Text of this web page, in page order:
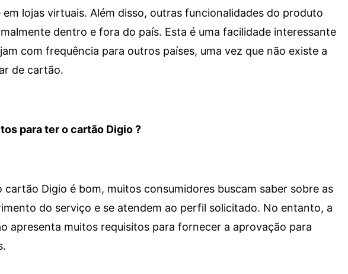
lojas virtuais. Além disso, outras funcionalidades do produto
dentro e fora do país. Esta é uma facilidade interessante
com frequência para outros países, uma vez que não existe a
de cartão.
para ter o cartão Digio ?
cartão Digio é bom, muitos consumidores buscam saber sobre as
do serviço e se atendem ao perfil solicitado. No entanto, a
apresenta muitos requisitos para fornecer a aprovação para